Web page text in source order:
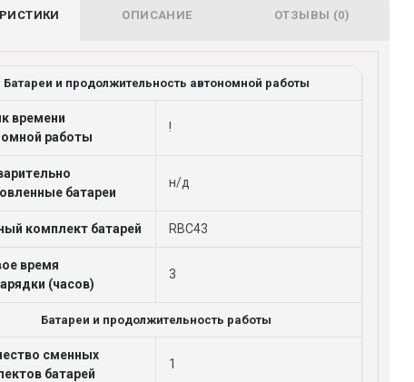
ОПИСАНИЕ ОТЗЫВЫ (0)
Батареи и продолжительность автономной работы
времени
работы
!
батареи
н/д
комплект батарей RBC43
время
(часов)
3
Батареи и продолжительность работы
сменных
батарей
1